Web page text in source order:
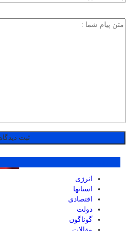
انرژی
استانها
اقتصادی
دولت
گوناگون